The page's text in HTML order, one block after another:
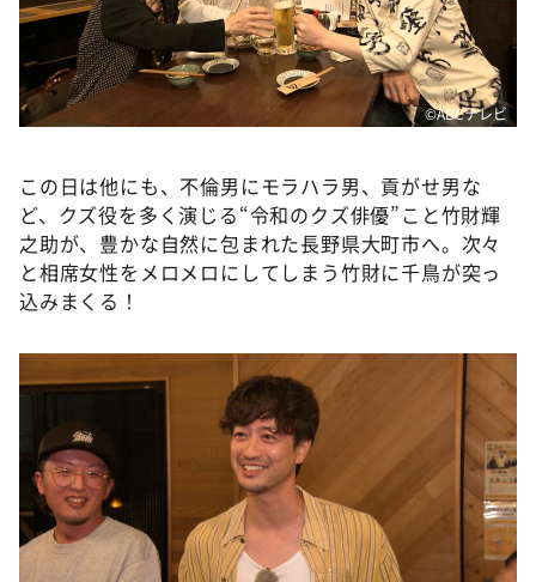
©ABCテレビ
この日は他にも、不倫男にモラハラ男、貢がせ男な
ど、クズ役を多く演じる“令和のクズ俳優”こと竹財輝
之助が、豊かな自然に包まれた長野県大町市へ。次々
と相席女性をメロメロにしてしまう竹財に千鳥が突っ
込みまくる！